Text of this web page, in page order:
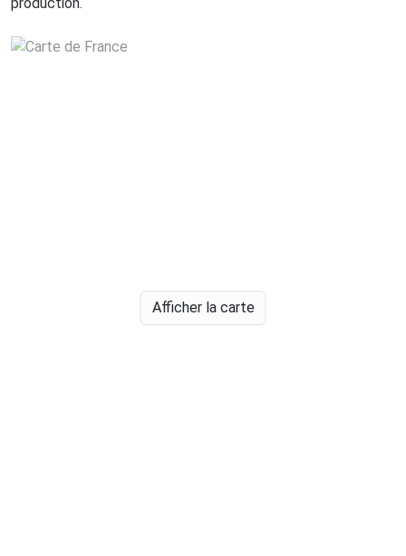
production.
Afficher la carte